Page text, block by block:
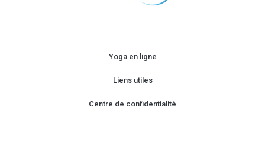
Yoga en ligne
Liens utiles
Centre de confidentialité